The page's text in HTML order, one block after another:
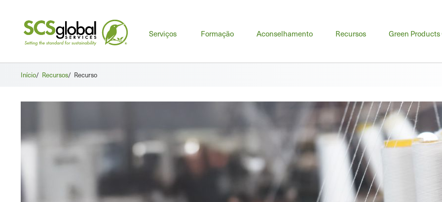
Serviços
Menu
Formação Aconselhamento Recursos Green
Início/ Recursos/ Recurso